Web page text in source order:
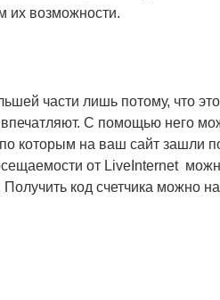
их возможности.
части лишь потому, что
С помощью него
которым на ваш сайт зашли
от LiveInternet
код счетчика можно